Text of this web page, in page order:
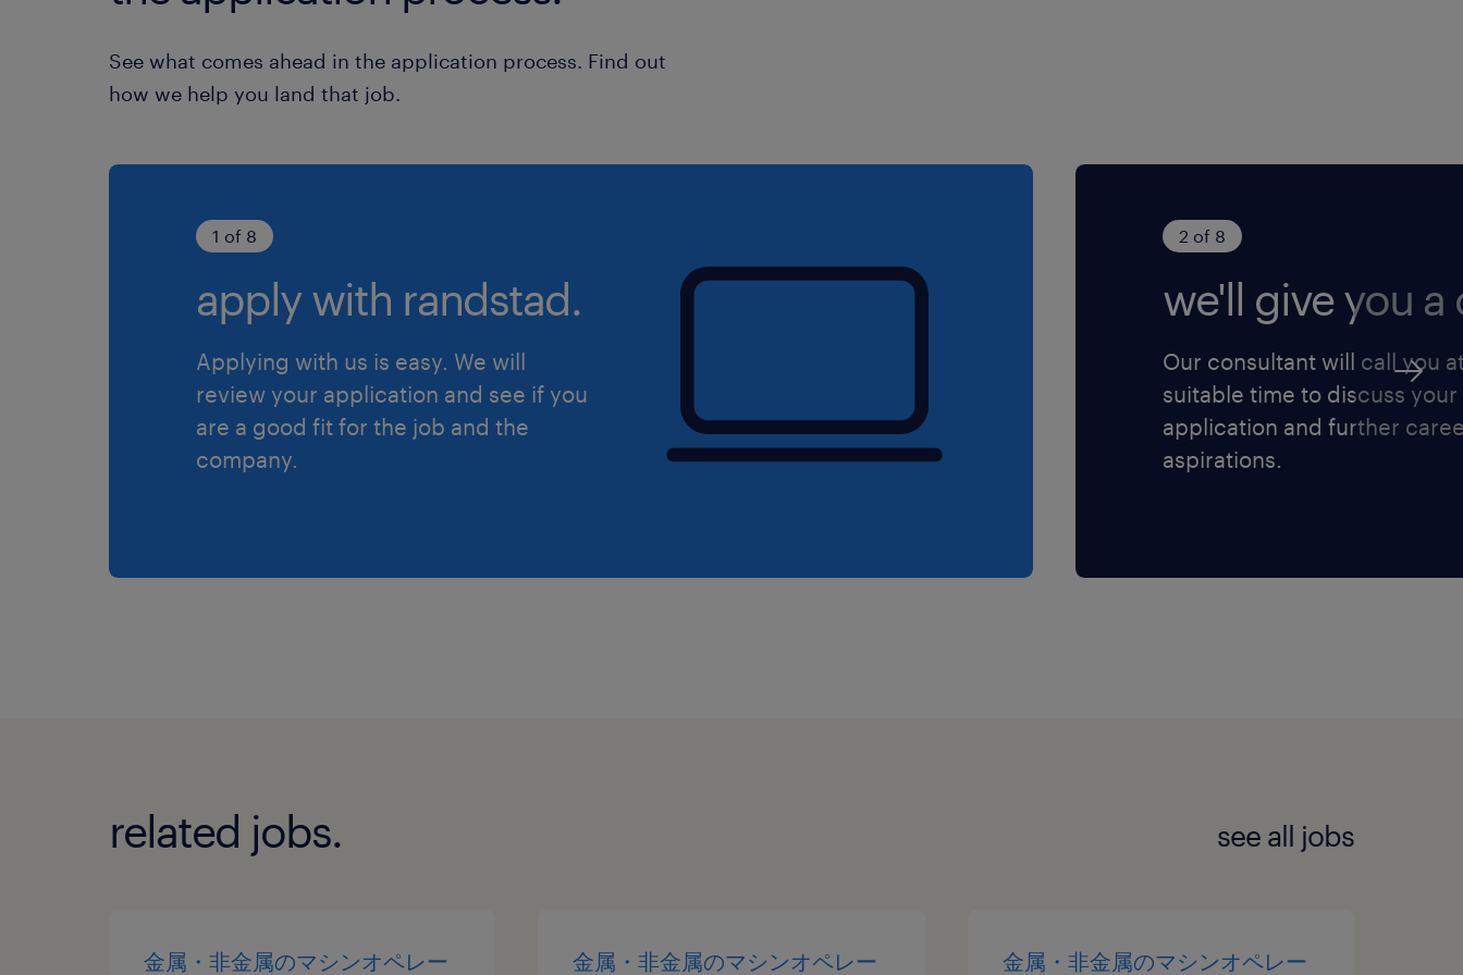
See what comes ahead in the application process. Find out
how we help you land that job.
1 of 8
apply with randstad.
Applying with us is easy. We will
review your application and see if you
are a good fit for the job and the
company.
2 of 8
we'll give you a
Our consultant will call you
suitable time to discuss your
application and further
aspirations.
related jobs. see all jobs
金属・非金属のマシンオペレー 金属・非金属のマシンオペレー 金属・非金属のマシンオペレー